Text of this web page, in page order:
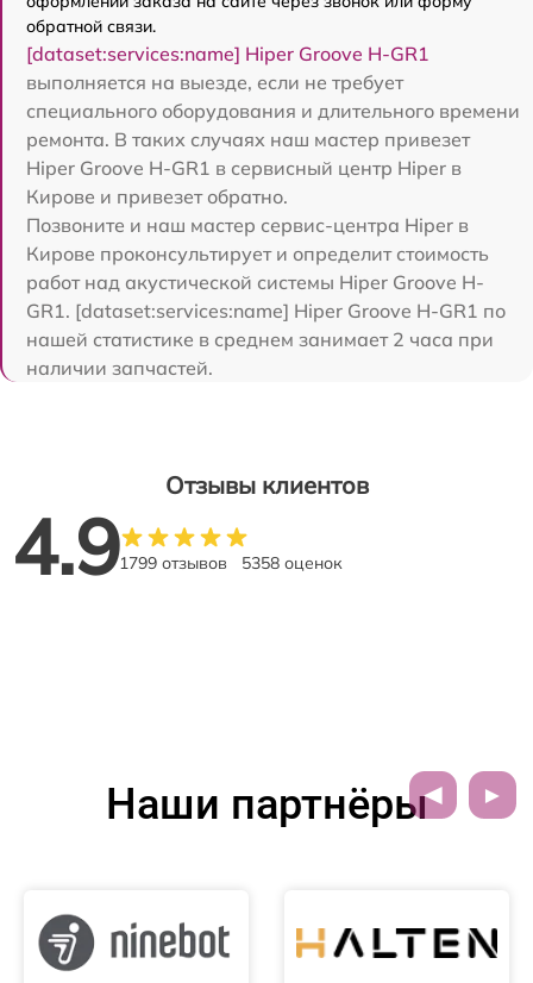
обратной связи.
[dataset:services:name] Hiper Groove H-GR1
выполняется на выезде, если не требует
специального оборудования и длительного времени
ремонта. В таких случаях наш мастер привезет
Hiper Groove H-GR1 в сервисный центр Hiper в
Кирове и привезет обратно.
Позвоните и наш мастер сервис-центра Hiper в
Кирове проконсультирует и определит стоимость
работ над акустической системы Hiper Groove H-
GR1. [dataset:services:name] Hiper Groove H-GR1 по
нашей статистике в среднем занимает 2 часа при
наличии запчастей.
Отзывы клиентов
4.91799 отзывов 5358 оценок
Наши партнёры